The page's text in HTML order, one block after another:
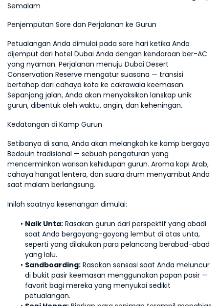
Semalam
Penjemputan Sore dan Perjalanan ke Gurun
Petualangan Anda dimulai pada sore hari ketika Anda
dijemput dari hotel Dubai Anda dengan kendaraan ber-AC
yang nyaman. Perjalanan menuju Dubai Desert
Conservation Reserve mengatur suasana — transisi
bertahap dari cahaya kota ke cakrawala keemasan.
Sepanjang jalan, Anda akan menyaksikan lanskap unik
gurun, dibentuk oleh waktu, angin, dan keheningan.
Kedatangan di Kamp Gurun
Setibanya di sana, Anda akan melangkah ke kamp bergaya
Bedouin tradisional — sebuah pengaturan yang
mencerminkan warisan kehidupan gurun. Aroma kopi Arab,
cahaya hangat lentera, dan suara drum menyambut Anda
saat malam berlangsung.
Inilah saatnya kesenangan dimulai:
Naik Unta: Rasakan gurun dari perspektif yang abadi
saat Anda bergoyang-goyang lembut di atas unta,
seperti yang dilakukan para pelancong berabad-abad
yang lalu.
Sandboarding: Rasakan sensasi saat Anda meluncur
di bukit pasir keemasan menggunakan papan pasir —
favorit bagi mereka yang menyukai sedikit
petualangan.